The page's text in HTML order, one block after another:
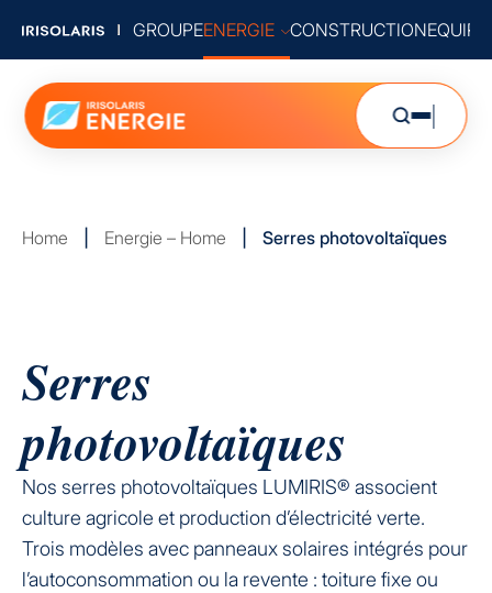
GROUPEENERGIE CONSTRUCTION
Home Energie – Home Serres photovoltaïques
Serres
photovoltaïques
Nos serres photovoltaïques LUMIRIS® associent
culture agricole et production d’électricité verte.
Trois modèles avec panneaux solaires intégrés pour
l’autoconsommation ou la revente : toiture fixe ou